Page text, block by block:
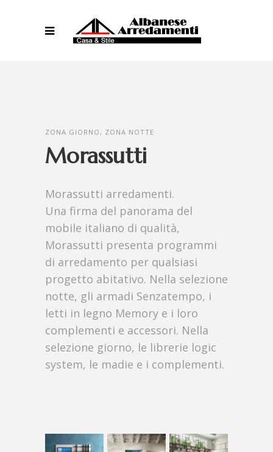
ZONA GIORNO, ZONA NOTTE
Morassutti
Morassutti arredamenti.
Una firma del panorama del
mobile italiano di qualità,
Morassutti presenta programmi
di arredamento per qualsiasi
progetto abitativo. Nella selezione
notte, gli armadi Senzatempo, i
letti in legno Memory e i loro
complementi e accessori. Nella
selezione giorno, le librerie logic
system, le madie e i complementi.